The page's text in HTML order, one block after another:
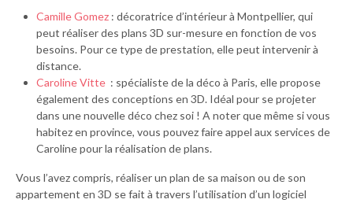
Camille Gomez : décoratrice d’intérieur à Montpellier, qui
peut réaliser des plans 3D sur-mesure en fonction de vos
besoins. Pour ce type de prestation, elle peut intervenir à
distance.
Caroline Vitte : spécialiste de la déco à Paris, elle propose
également des conceptions en 3D. Idéal pour se projeter
dans une nouvelle déco chez soi ! A noter que même si vous
habitez en province, vous pouvez faire appel aux services de
Caroline pour la réalisation de plans.
Vous l’avez compris, réaliser un plan de sa maison ou de son
appartement en 3D se fait à travers l’utilisation d’un logiciel